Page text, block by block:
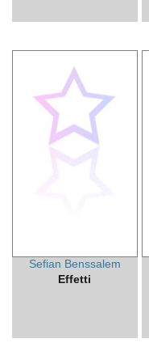
Sefian Benssalem
Effetti